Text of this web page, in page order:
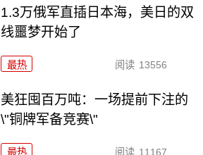
1.3万俄军直插日本海，美日的双
线噩梦开始了
最热 阅读 13556
美狂囤百万吨：一场提前下注的
\"铜牌军备竞赛\"
最热 阅读 11167